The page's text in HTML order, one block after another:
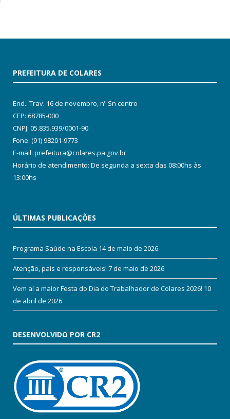
PREFEITURA DE COLARES
End.: Trav. 16 de novembro, nº Sn centro
CEP: 68785-000
CNPJ: 05.835.939/0001-90
Fone: (91) 98201-9773
E-mail: prefeitura@colares.pa.gov.br
Horário de atendimento: De segunda a sexta das 08:00hs às
13:00hs
ÚLTIMAS PUBLICAÇÕES
Programa Saúde na Escola 14 de maio de 2026
Atenção, pais e responsáveis! 7 de maio de 2026
Vem aí a maior Festa do Dia do Trabalhador de Colares 2026! 10
de abril de 2026
DESENVOLVIDO POR CR2